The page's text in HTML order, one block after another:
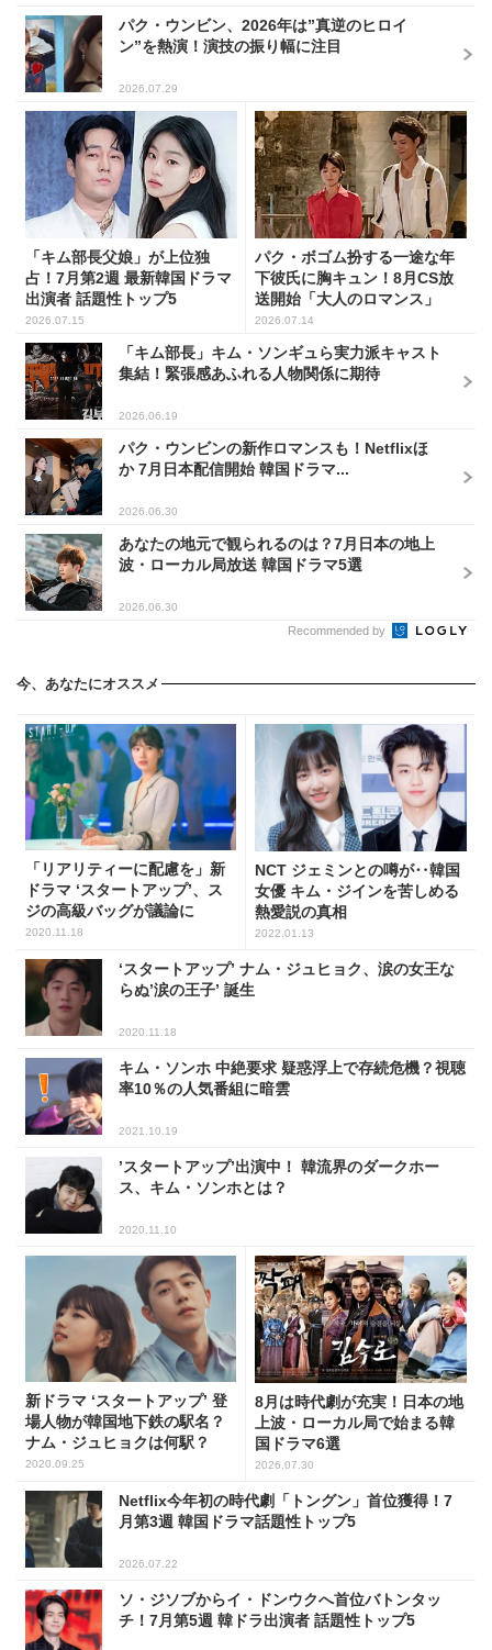
パク・ウンビン、2026年は”真逆のヒロイ
ン”を熱演！演技の振り幅に注目
2026.07.29
「キム部長父娘」が上位独
占！7月第2週 最新韓国ドラマ
出演者 話題性トップ5
2026.07.15
パク・ボゴム扮する一途な年
下彼氏に胸キュン！8月CS放
送開始「大人のロマンス」
韓...
2026.07.14
「キム部長」キム・ソンギュら実力派キャスト
集結！緊張感あふれる人物関係に期待
2026.06.19
パク・ウンビンの新作ロマンスも！Netflixほ
か 7月日本配信開始 韓国ドラマ...
2026.06.30
あなたの地元で観られるのは？7月日本の地上
波・ローカル局放送 韓国ドラマ5選
2026.06.30
Recommended by
今、あなたにオススメ
「リアリティーに配慮を」新
ドラマ ‘スタートアップ’、ス
ジの高級バッグが議論に
2020.11.18
NCT ジェミンとの噂が‥韓国
女優 キム・ジインを苦しめる
熱愛説の真相
2022.01.13
‘スタートアップ’ ナム・ジュヒョク、涙の女王な
らぬ’涙の王子’ 誕生
2020.11.18
キム・ソンホ 中絶要求 疑惑浮上で存続危機？視聴
率10％の人気番組に暗雲
2021.10.19
’スタートアップ’出演中！ 韓流界のダークホー
ス、キム・ソンホとは？
2020.11.10
新ドラマ ‘スタートアップ’ 登
場人物が韓国地下鉄の駅名？
ナム・ジュヒョクは何駅？
2020.09.25
8月は時代劇が充実！日本の地
上波・ローカル局で始まる韓
国ドラマ6選
2026.07.30
Netflix今年初の時代劇「トングン」首位獲得！7
月第3週 韓国ドラマ話題性トップ5
2026.07.22
ソ・ジソブからイ・ドンウクへ首位バトンタッ
チ！7月第5週 韓ドラ出演者 話題性トップ5